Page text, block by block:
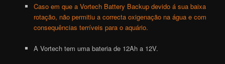
Caso em que a Vortech Battery Backup devido á sua baixa
rotação, não permitiu a correcta oxigenação na água e com
consequências terríveis para o aquário.
A Vortechtem uma bateria de 12Ah a 12V.